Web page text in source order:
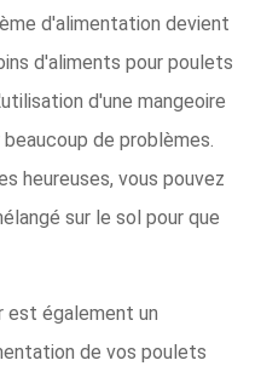
d'alimentation devient
d'aliments pour poulets
d'une mangeoire
de problèmes.
heureuses, vous pouvez
sur le sol pour que
est également un
de vos poulets